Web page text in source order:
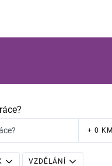
+ 0 KM
VZDĚLÁNÍ